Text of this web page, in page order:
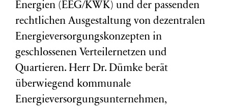
Energien (EEG/KWK) und der passenden
rechtlichen Ausgestaltung von dezentralen
Energieversorgungskonzepten in
geschlossenen Verteilernetzen und
Quartieren. Herr Dr. Dümke berät
überwiegend kommunale
Energieversorgungsunternehmen,